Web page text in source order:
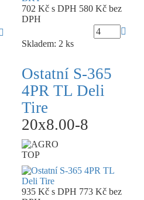
702 Kč s DPH 580 Kč bez
DPH
Skladem: 2 ks
Ostatní S-365
4PR TL Deli
Tire
20x8.00-8
TOP
935 Kč s DPH 773 Kč bez